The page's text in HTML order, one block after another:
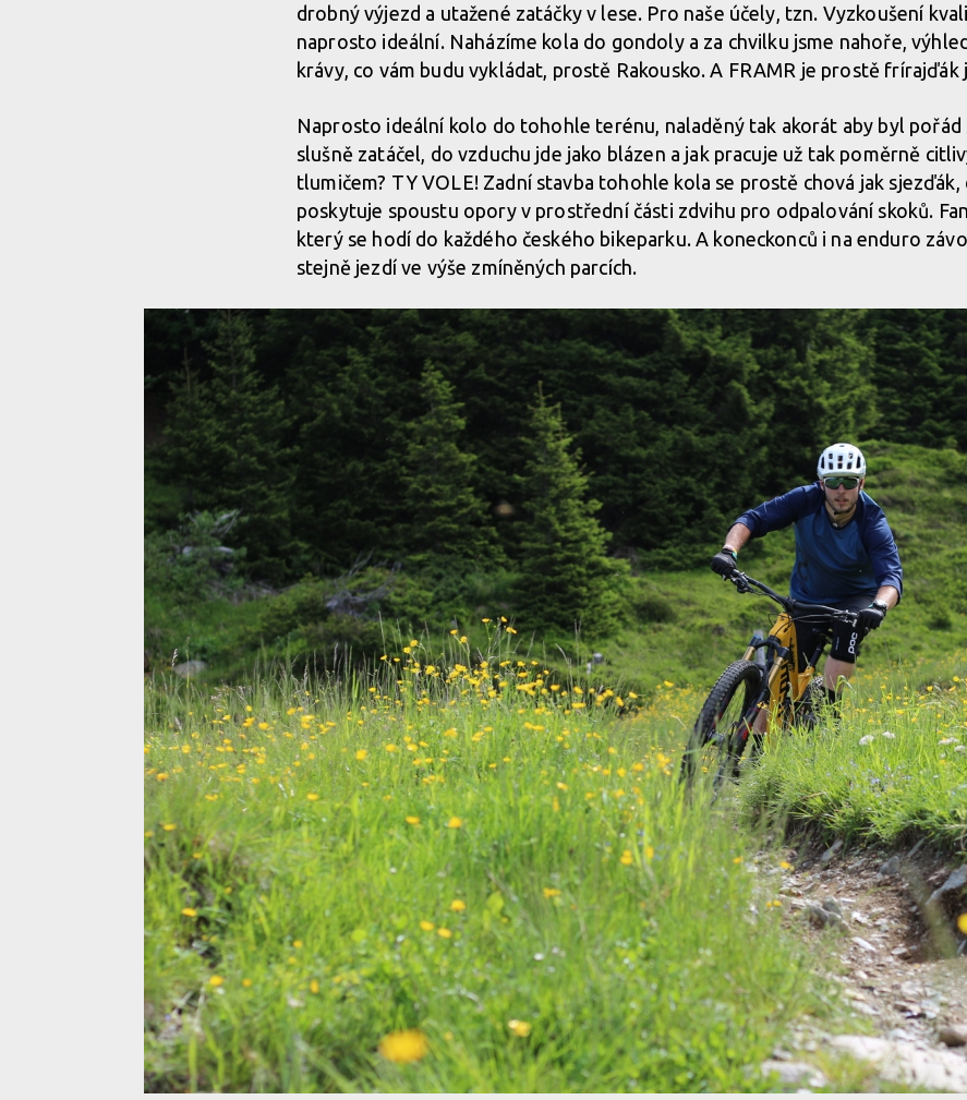
drobný výjezd a utažené zatáčky v lese. Pro naše účely, tzn. Vyzkoušení
naprosto ideální. Naházíme kola do gondoly a za chvilku jsme nahoře,
krávy, co vám budu vykládat, prostě Rakousko. A FRAMR je prostě frírajďák
Naprosto ideální kolo do tohohle terénu, naladěný tak akorát aby byl
slušně zatáčel, do vzduchu jde jako blázen a jak pracuje už tak poměrně
tlumičem? TY VOLE! Zadní stavba tohohle kola se prostě chová jak sjezďák,
poskytuje spoustu opory v prostřední části zdvihu pro odpalování skoků.
který se hodí do každého českého bikeparku. A koneckonců i na enduro
stejně jezdí ve výše zmíněných parcích.